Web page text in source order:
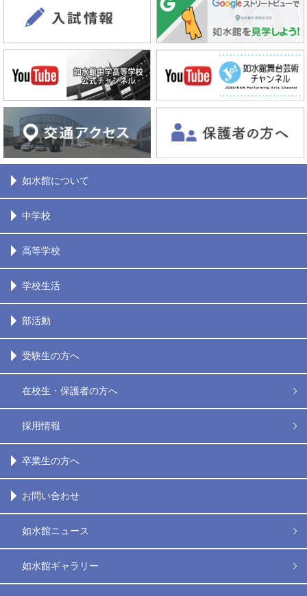
如水館について
中学校
高等学校
学校生活
部活動
受験生の方へ
在校生・保護者の方へ
採用情報
卒業生の方へ
お問い合わせ
如水館ニュース
如水館ギャラリー